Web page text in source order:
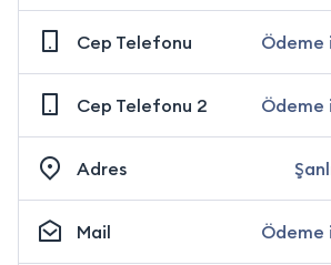
Cep Telefonu Ödeme
Cep Telefonu 2 Ödeme
Adres
Mail Ödeme